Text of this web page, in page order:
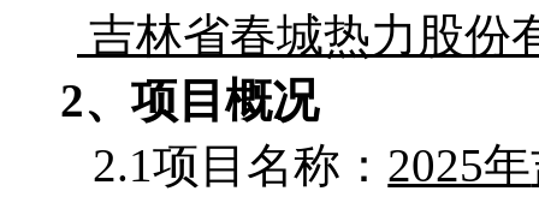
吉林省春城热力股份
2、项目概况
2.1项目名称： 2025年